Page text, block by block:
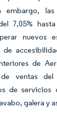
las
7,05%
nuevos
de
ventas del
de servicios
galera y